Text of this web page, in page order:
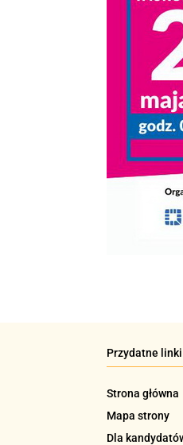
Przydatne linki
Strona główna
Mapa strony
Dla